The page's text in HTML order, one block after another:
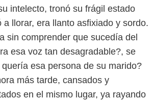
intelecto, tronó su frágil estado
llorar, era llanto asfixiado y sordo.
sin comprender que sucedía del
esa voz tan desagradable?, se
esa persona de su marido?
más tarde, cansados y
en el mismo lugar, ya rayando